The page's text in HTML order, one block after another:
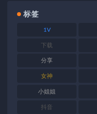
标签
1V
下载
分享
女神
小姐姐
抖音